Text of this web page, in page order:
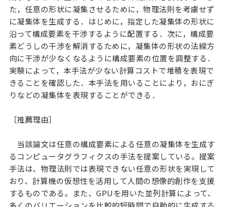
た，任意の形状に凝集させるために，物理法則を考慮せず
に凝集体を生成する．はじめに，指定した凝集体の形状に
沿って構成要素を干渉するように配置する．次に，構成要
素どうしの干渉を解消するために，凝集体の形状の法線方
向に干渉が少なくなるように構成要素の位置を調整する．
実験によって，本手法が少ない計算コストで堆積を表現で
きることを確認した．本手法を用いることにより，おにぎ
りなどの凝集体を表現することができる．
［推薦理由］
当該論文は任意の構成要素による任意の凝集体を生成す
るコンピュータグラフィクスの手法を提案している。提案
手法は、物理法則では表現できない任意の形状を実現して
おり、計算機の仮想性を活用して人間の想像的創作を支援
するものである。また、GPUを用いた並列計算によって、